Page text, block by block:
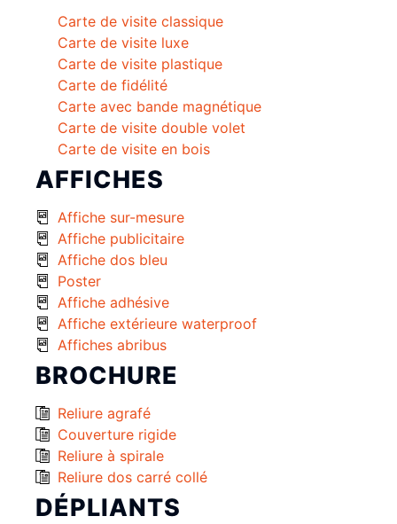
Carte de visite classique
Carte de visite luxe
Carte de visite plastique
Carte de fidélité
Carte avec bande magnétique
Carte de visite double volet
Carte de visite en bois
AFFICHES
Affiche sur-mesure
Affiche publicitaire
Affiche dos bleu
Poster
Affiche adhésive
Affiche extérieure waterproof
Affiches abribus
BROCHURE
Reliure agrafé
Couverture rigide
Reliure à spirale
Reliure dos carré collé
DÉPLIANTS